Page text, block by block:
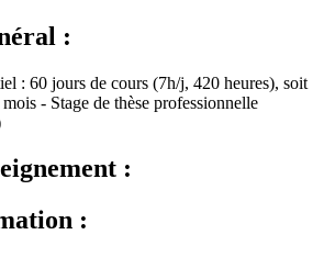
:
: 60 jours de cours (7h/j, 420 heures), soit
- Stage de thèse professionnelle
:
: